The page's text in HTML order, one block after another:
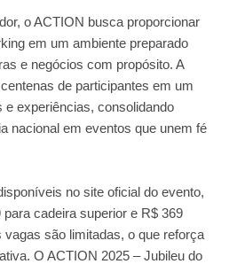
o ACTION busca proporcionar
em um ambiente preparado
e negócios com propósito. A
de participantes em um
e experiências, consolidando
nacional em eventos que unem fé
no site oficial do evento,
cadeira superior e R$ 369
vagas são limitadas, o que reforça
O ACTION 2025 – Jubileu do